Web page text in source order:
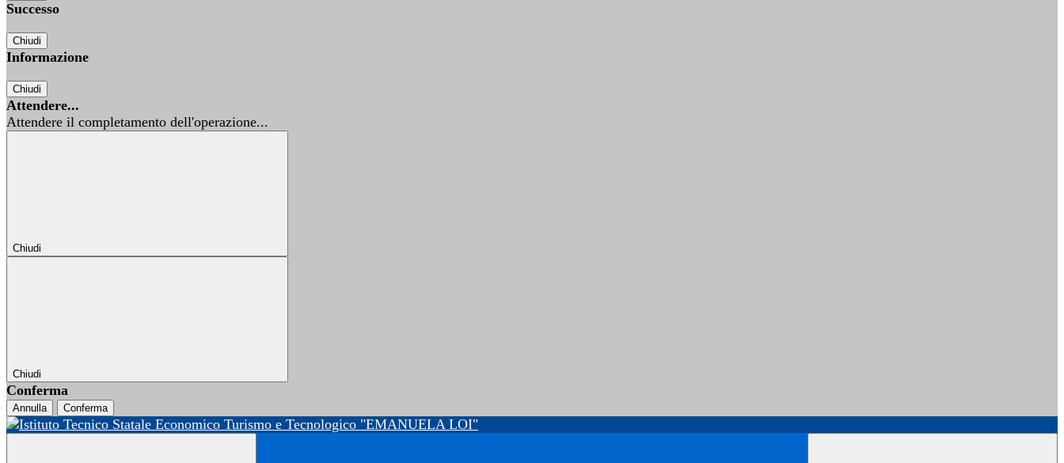
Successo
Chiudi
Informazione
Chiudi
Attendere...
Attendere il completamento dell'operazione...
Chiudi
Chiudi
Conferma
Annulla Conferma